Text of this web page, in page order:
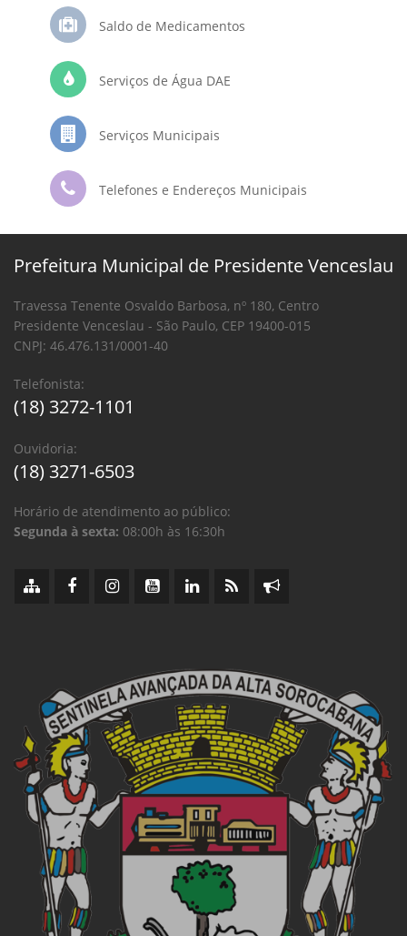
Saldo de Medicamentos
Serviços de Água DAE
Serviços Municipais
Telefones e Endereços Municipais
Prefeitura Municipal de Presidente Venceslau
Travessa Tenente Osvaldo Barbosa, nº 180, Centro
Presidente Venceslau - São Paulo, CEP 19400-015
CNPJ: 46.476.131/0001-40
Telefonista:
(18) 3272-1101
Ouvidoria:
(18) 3271-6503
Horário de atendimento ao público:
Segunda à sexta: 08:00h às 16:30h